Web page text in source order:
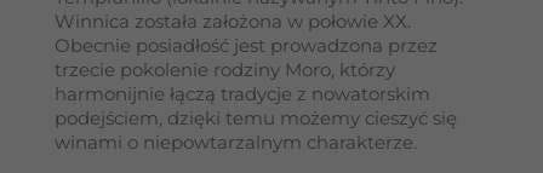
Winnica została założona w połowie XX.
Obecnie posiadłość jest prowadzona przez
trzecie pokolenie rodziny Moro, którzy
harmonijnie łączą tradycje z nowatorskim
podejściem, dzięki temu możemy cieszyć się
winami o niepowtarzalnym charakterze.